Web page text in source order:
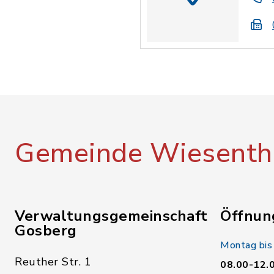
Gemeinde
Verwaltungsgemeinschaft
Gosberg
Reuther Str. 1
Montag
08.00-